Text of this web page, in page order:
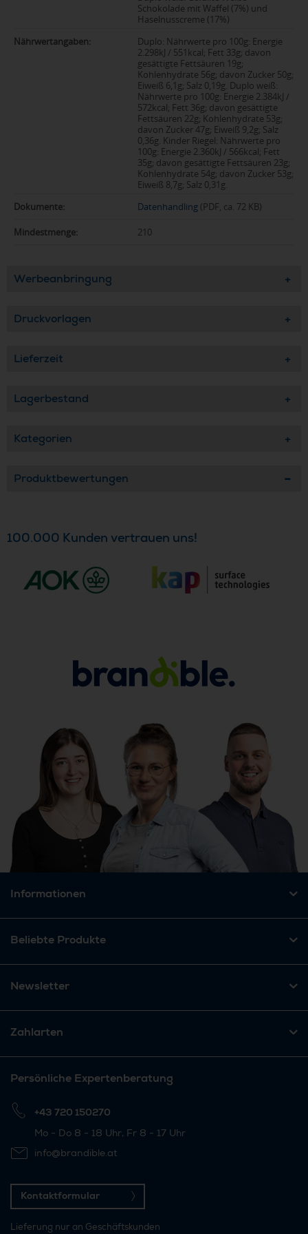
Schokolade mit Waffel (7%) und
Haselnusscreme (17%)
Nährwertangaben:
Duplo: Nährwerte pro 100g: Energie
2.298kJ / 551kcal; Fett 33g; davon
gesättigte Fettsäuren 19g;
Kohlenhydrate 56g; davon Zucker 50g;
Eiweiß 6,1g; Salz 0,19g. Duplo weiß:
Nährwerte pro 100g: Energie 2.384kJ /
572kcal; Fett 36g; davon gesättigte
Fettsäuren 22g; Kohlenhydrate 53g;
davon Zucker 47g; Eiweiß 9,2g; Salz
0,36g. Kinder Riegel: Nährwerte pro
100g: Energie 2.360kJ / 566kcal; Fett
35g; davon gesättigte Fettsäuren 23g;
Kohlenhydrate 54g; davon Zucker 53g;
Eiweiß 8,7g; Salz 0,31g.
Dokumente:
Datenhandling(PDF, ca. 72 KB)
Mindestmenge: 210
Werbeanbringung
Druckvorlagen
Lieferzeit
Lagerbestand
Kategorien
Produktbewertungen
100.000 Kunden vertrauen uns!
Informationen
Beliebte Produkte
Newsletter
Zahlarten
Persönliche Expertenberatung
+43 720 150270
Mo - Do 8 - 18 Uhr, Fr 8 - 17 Uhr
info@brandible.at
Kontaktformular
Lieferung nur an Geschäftskunden